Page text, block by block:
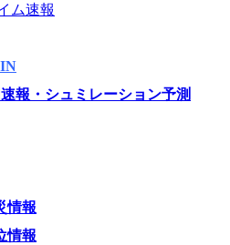
ム速報
報・シュミレーション予測
情報
情報